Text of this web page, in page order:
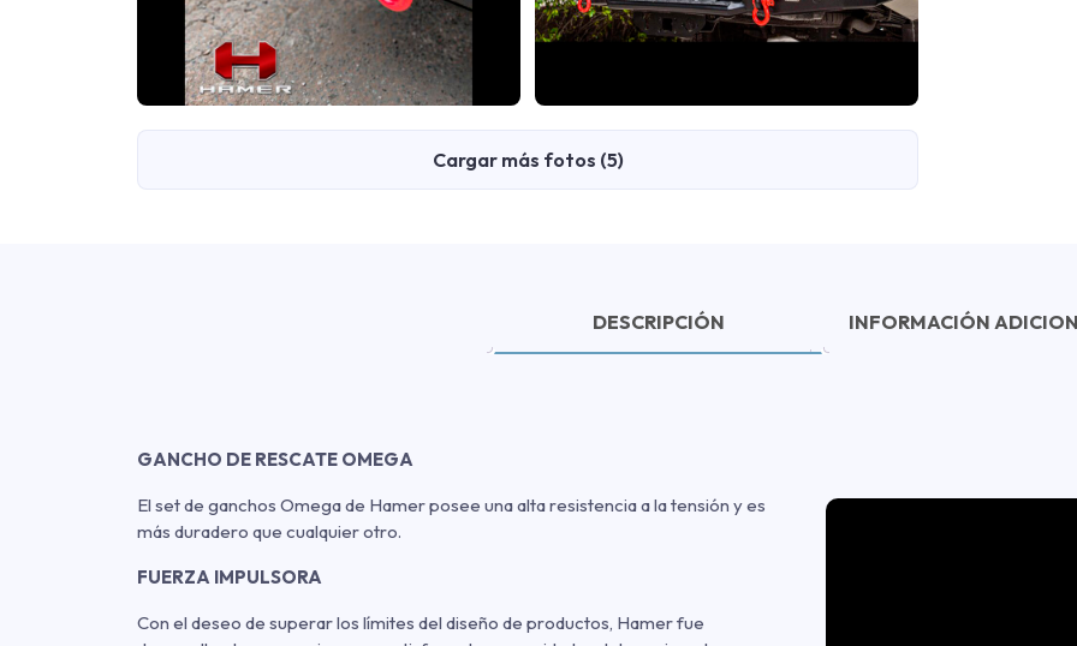
Cargar más fotos (5)
DESCRIPCIÓN INFORMACIÓN
GANCHO DE RESCATE OMEGA
El set de ganchos Omega de Hamer posee una alta resistencia a la tensión y es
más duradero que cualquier otro.
FUERZA IMPULSORA
Con el deseo de superar los límites del diseño de productos, Hamer fue